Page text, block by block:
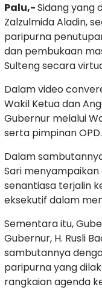
Palu,-Sidang yang
Zalzulmida Aladin,
paripurna
dan pembukaan
Sulteng secara
Dalam video
Wakil Ketua dan
Gubernur melalui
serta pimpinan OPD.
Dalam
Sari
senantiasa terjalin
eksekutif dalam
Sementara itu,
Gubernur, H. Rusli
sambutannya
paripurna yang
rangkaian agenda